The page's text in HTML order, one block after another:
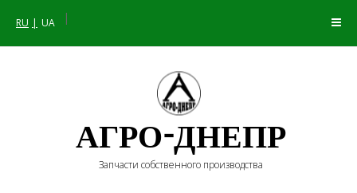
RU UA |
АГРО-ДНЕПР
Запчасти собственного производства